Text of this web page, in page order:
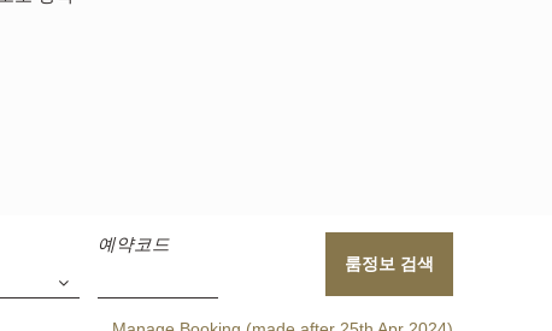
예약코드
룸정보 검색